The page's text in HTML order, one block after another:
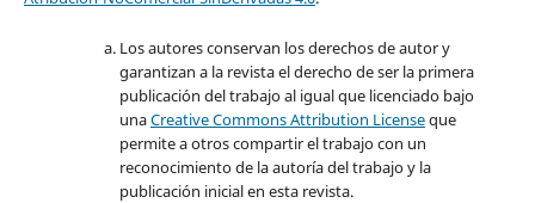
Los autores conservan los derechos de autor y
garantizan a la revista el derecho de ser la primera
publicación del trabajo al igual que licenciado bajo
unaCreative Commons Attribution Licenseque
permite a otros compartir el trabajo con un
reconocimiento de la autoría del trabajo y la
publicación inicial en esta revista.